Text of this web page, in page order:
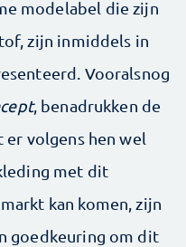
modelabel die zijn
zijn inmiddels in
Vooralsnog
, benadrukken de
er volgens hen wel
met dit
kan komen, zijn
goedkeuring om dit